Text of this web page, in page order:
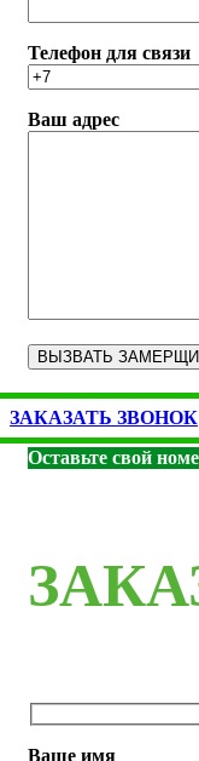
Телефон для связи
Ваш адрес
ЗАКАЗАТЬ ЗВОНОК
Оставьте свой
Ваше имя